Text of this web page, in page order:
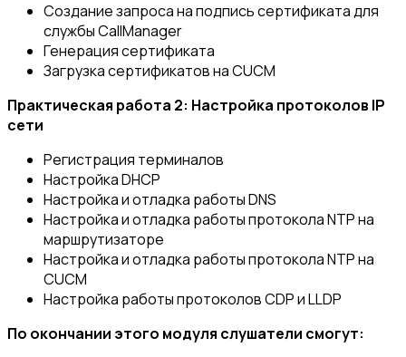
Создание запроса на подпись сертификата для
службы CallManager
Генерация сертификата
Загрузка сертификатов на CUCM
Практическая работа 2: Настройка протоколов IP
сети
Регистрация терминалов
Настройка DHCP
Настройка и отладка работы DNS
Настройка и отладка работы протокола NTP на
маршрутизаторе
Настройка и отладка работы протокола NTP на
CUCM
Настройка работы протоколов CDP и LLDP
По окончании этого модуля слушатели смогут: